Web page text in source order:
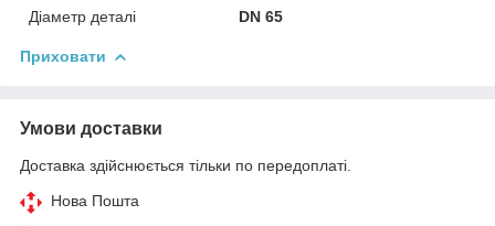
Діаметр деталі DN 65
Приховати
Умови доставки
Доставка здійснюється тільки по передоплаті.
Нова Пошта